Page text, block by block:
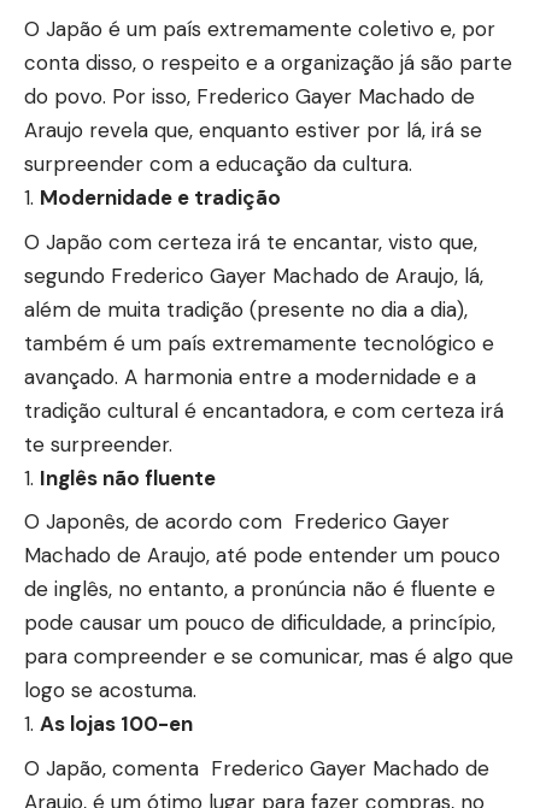
O Japão é um país extremamente coletivo e, por
conta disso, o respeito e a organização já são parte
do povo. Por isso, Frederico Gayer Machado de
Araujo revela que, enquanto estiver por lá, irá se
surpreender com a educação da cultura.
Modernidade e tradição
O Japão com certeza irá te encantar, visto que,
segundo Frederico Gayer Machado de Araujo, lá,
além de muita tradição (presente no dia a dia),
também é um país extremamente tecnológico e
avançado. A harmonia entre a modernidade e a
tradição cultural é encantadora, e com certeza irá
te surpreender.
Inglês não fluente
O Japonês, de acordo com Frederico Gayer
Machado de Araujo, até pode entender um pouco
de inglês, no entanto, a pronúncia não é fluente e
pode causar um pouco de dificuldade, a princípio,
para compreender e se comunicar, mas é algo que
logo se acostuma.
As lojas 100-en
O Japão, comenta Frederico Gayer Machado de
Araujo, é um ótimo lugar para fazer compras, no